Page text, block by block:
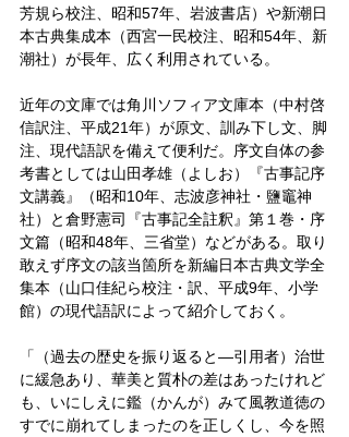
芳規ら校注、昭和57年、岩波書店）や新潮日
本古典集成本（西宮一民校注、昭和54年、新
潮社）が長年、広く利用されている。
近年の文庫では角川ソフィア文庫本（中村啓
信訳注、平成21年）が原文、訓み下し文、脚
注、現代語訳を備えて便利だ。序文自体の参
考書としては山田孝雄（よしお）『古事記序
文講義』（昭和10年、志波彦神社・鹽竈神
社）と倉野憲司『古事記全註釈』第１巻・序
文篇（昭和48年、三省堂）などがある。取り
敢えず序文の該当箇所を新編日本古典文学全
集本（山口佳紀ら校注・訳、平成9年、小学
館）の現代語訳によって紹介しておく。
「（過去の歴史を振り返ると―引用者）治世
に緩急あり、華美と質朴の差はあったけれど
も、いにしえに鑑（かんが）みて風教道徳の
すでに崩れてしまったのを正しくし、今を照